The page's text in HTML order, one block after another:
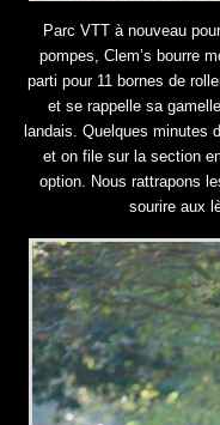
Parc VTT à nouveau
pompes, Clem’s bourre
parti pour 11 bornes de
et se rappelle sa
landais. Quelques minutes
et on file sur la section
option. Nous rattrapons
sourire aux